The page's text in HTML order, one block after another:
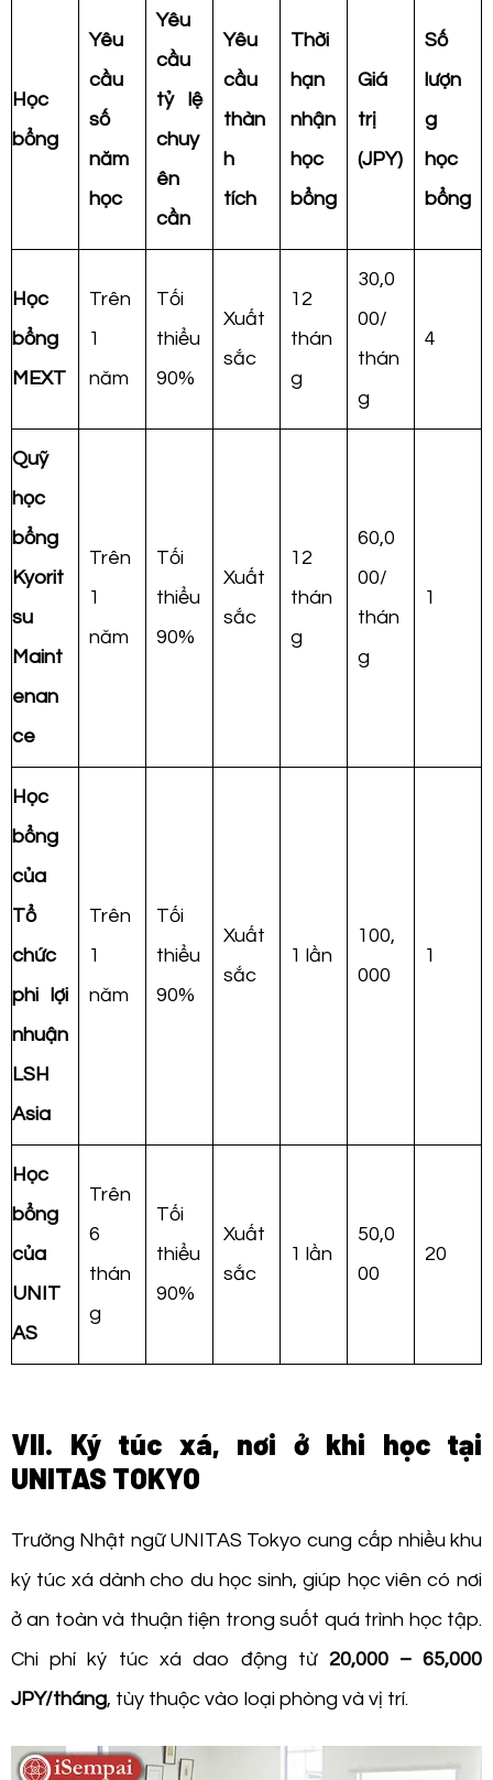
Học
bổng
Yêu
cầu
số
năm
học
Yêu
cầu
tỷ lệ
chuy
ên
cần
Yêu
cầu
thàn
h
tích
Thời
hạn
nhận
học
bổng
Giá
trị
(JPY)
Số
lượn
g
học
bổng
Học
bổng
MEXT
Trên
1
năm
Tối
thiểu
90%
Xuất
sắc
12
thán
g
30,0
00/
thán
g
4
Quỹ
học
bổng
Kyorit
su
Maint
enan
ce
Trên
1
năm
Tối
thiểu
90%
Xuất
sắc
12
thán
g
60,0
00/
thán
g
1
Học
bổng
của
Tổ
chức
phi lợi
nhuận
LSH
Asia
Trên
1
năm
Tối
thiểu
90%
Xuất
sắc
1 lần
100,
000
1
Học
bổng
của
UNIT
AS
Trên
6
thán
g
Tối
thiểu
90%
Xuất
sắc
1 lần
50,0
00
20
VII. Ký túc xá, nơi ở khi học tại
UNITAS TOKYO
Trường Nhật ngữ UNITAS Tokyo cung cấp nhiều khu
ký túc xá dành cho du học sinh, giúp học viên có nơi
ở an toàn và thuận tiện trong suốt quá trình học tập.
Chi phí ký túc xá dao động từ 20,000 – 65,000
JPY/tháng, tùy thuộc vào loại phòng và vị trí.